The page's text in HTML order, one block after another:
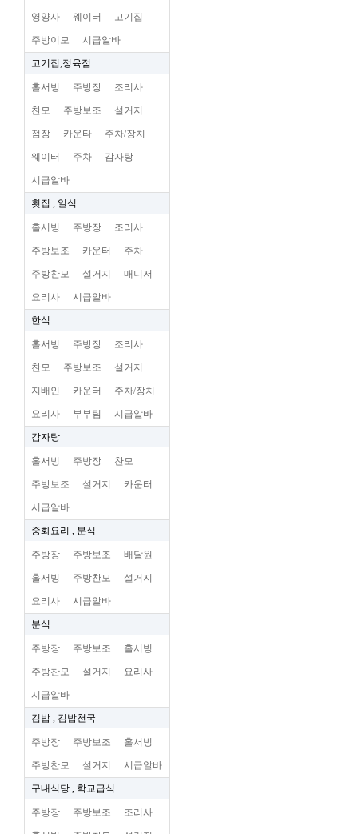
영양사 웨이터 고기집
주방이모 시급알바
고기집,정육점
홀서빙 주방장 조리사
찬모 주방보조 설거지
점장 카운타 주차/장치
웨이터 주차 감자탕
시급알바
횟집 , 일식
홀서빙 주방장 조리사
주방보조 카운터 주차
주방찬모 설거지 매니저
요리사 시급알바
한식
홀서빙 주방장 조리사
찬모 주방보조 설거지
지배인 카운터 주차/장치
요리사 부부팀 시급알바
감자탕
홀서빙 주방장 찬모
주방보조 설거지 카운터
시급알바
중화요리 , 분식
주방장 주방보조 배달원
홀서빙 주방찬모 설거지
요리사 시급알바
분식
주방장 주방보조 홀서빙
주방찬모 설거지 요리사
시급알바
김밥 , 김밥천국
주방장 주방보조 홀서빙
주방찬모 설거지 시급알바
구내식당 , 학교급식
주방장 주방보조 조리사